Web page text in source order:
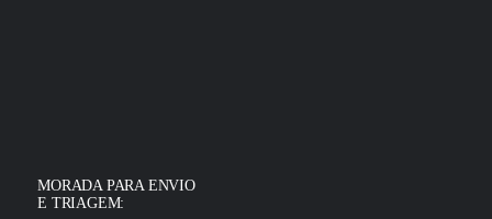
MORADA PARA ENVIO
E TRIAGEM: